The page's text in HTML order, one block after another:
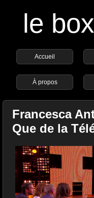
le
Accueil
À propos
Francesca
Que de la